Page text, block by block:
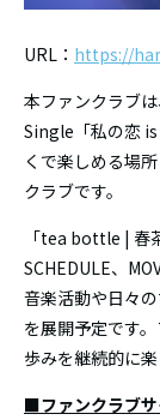
URL： https://
本ファンクラブ
Single「私の恋
くで楽しめる場
クラブです。
「tea bottle | 春
SCHEDULE、
音楽活動や日々
を展開予定です
歩みを継続的に
■ファンクラブ